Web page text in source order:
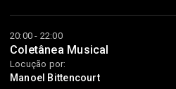
20:00 - 22:00
Coletânea Musical
Locução por:
Manoel Bittencourt